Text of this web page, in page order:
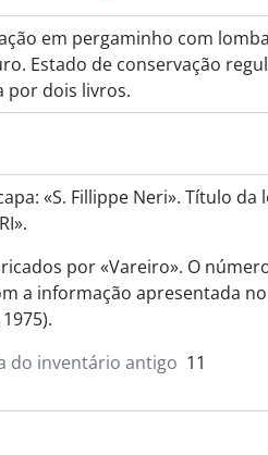
em pergaminho com
Estado de conservação
por dois livros.
«S. Fillippe Neri». Título da
por «Vareiro». O
a informação apresentada
do inventário antigo 11